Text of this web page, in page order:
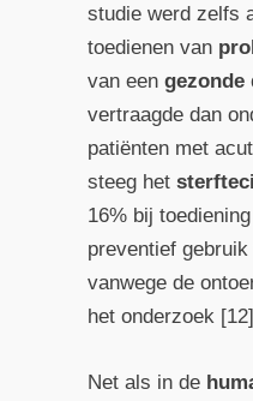
studie werd zelfs
toedienen van
van een gezonde
vertraagde dan
patiënten met
steeg het
16% bij
preventief
vanwege de
het onderzoek
Net als in de